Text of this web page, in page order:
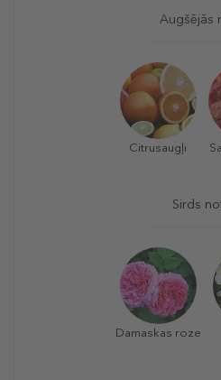
Augšējās
Citrusaugļi
Sirds
Damaskas roze